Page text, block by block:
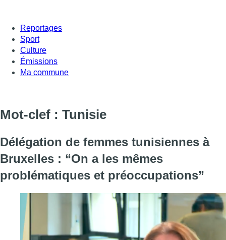
Reportages
Sport
Culture
Émissions
Ma commune
Mot-clef : Tunisie
Délégation de femmes tunisiennes à
Bruxelles : “On a les mêmes
problématiques et préoccupations”